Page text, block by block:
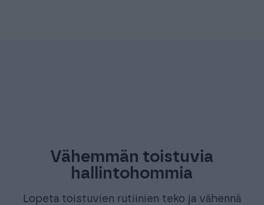
Vähemmän toistuvia
hallintohommia
Lopeta toistuvien rutiinien teko ja vähennä